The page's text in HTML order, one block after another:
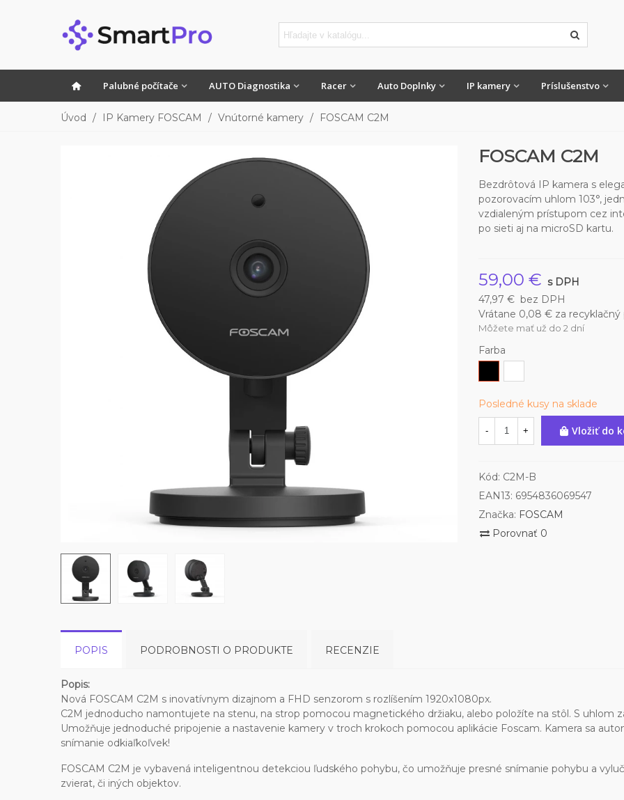
Palubné počítače AUTO Diagnostika Racer Auto Doplnky IP kamery Príslušenstvo
Úvod / IP Kamery FOSCAM / Vnútorné kamery / FOSCAM C2M
FOSCAM C2M
Bezdrôtová IP kamera s
pozorovacím uhlom 103°,
vzdialeným prístupom cez
po sieti aj na microSD kartu.
59,00 € s DPH
47,97 € bez DPH
Vrátane 0,08 € za recyklačný
Môžete mať už do 2 dní
Farba
Posledné kusy na sklade
- + Vložiť do
Kód: C2M-B
EAN13: 6954836069547
Značka: FOSCAM
Porovnať 0
POPIS PODROBNOSTI O PRODUKTE RECENZIE
Popis:
Nová FOSCAM C2M s inovatívnym dizajnom a FHD senzorom s rozlíšením 1920x1080px.
C2M jednoducho namontujete na stenu, na strop pomocou magnetického držiaku, alebo položíte na stôl. S uhlom
Umožňuje jednoduché pripojenie a nastavenie kamery v troch krokoch pomocou aplikácie Foscam. Kamera sa
snímanie odkiaľkoľvek!
FOSCAM C2M je vybavená inteligentnou detekciou ľudského pohybu, čo umožňuje presné snímanie pohybu a
zvierat, či iných objektov.